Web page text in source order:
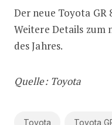
Der neue Toyota
Weitere Details zum
des Jahres.
Quelle: Toyota
Toyota Toyota